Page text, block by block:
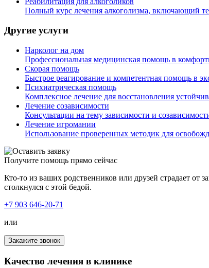
Полный курс лечения алкоголизма, включающий
Другие услуги
Нарколог на дом
Профессиональная медицинская помощь в
Скорая помощь
Быстрое реагирование и компетентная помощь в
Психиатрическая помощь
Комплексное лечение для восстановления
Лечение созависимости
Консультации на тему зависимости и
Лечение игромании
Использование проверенных методик для
Получите помощь прямо сейчас
Кто-то из ваших родственников или друзей страдает от
столкнулся с этой бедой.
+7 903 646-20-71
или
Закажите звонок
Качество лечения в клинике